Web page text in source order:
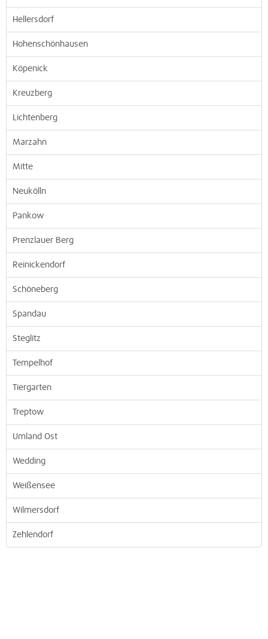
Hellersdorf
Hohenschönhausen
Köpenick
Kreuzberg
Lichtenberg
Marzahn
Mitte
Neukölln
Pankow
Prenzlauer Berg
Reinickendorf
Schöneberg
Spandau
Steglitz
Tempelhof
Tiergarten
Treptow
Umland Ost
Wedding
Weißensee
Wilmersdorf
Zehlendorf